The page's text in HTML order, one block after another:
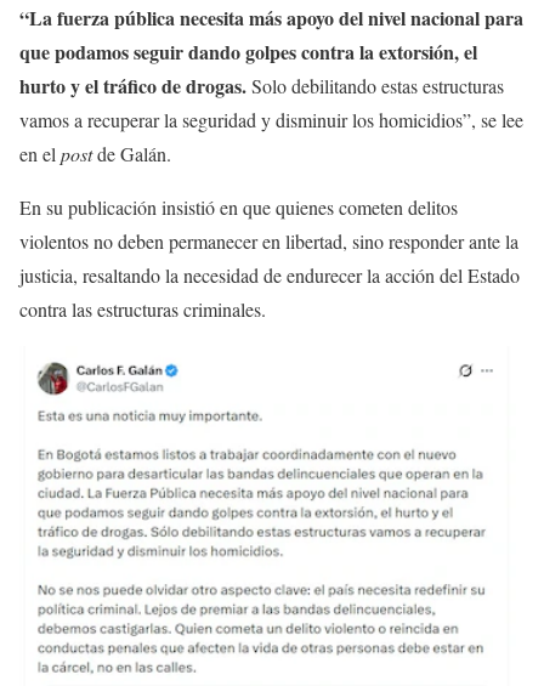
“La fuerza pública necesita más apoyo del nivel nacional para
que podamos seguir dando golpes contra la extorsión, el
hurto y el tráfico de drogas.Solo debilitando estas estructuras
vamos a recuperar la seguridad y disminuir los homicidios”, se lee
en el postde Galán.
En su publicación insistió en que quienes cometen delitos
violentos no deben permanecer en libertad, sino responder ante la
justicia, resaltando la necesidad de endurecer la acción del Estado
contra las estructuras criminales.